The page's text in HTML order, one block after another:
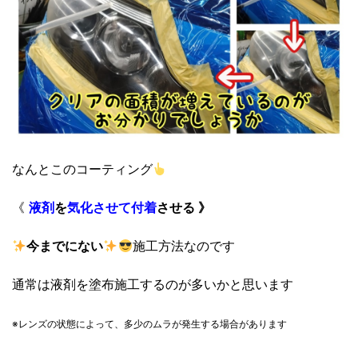
なんとこのコーティング
《 液剤 を気化させて付着させる 》
今までにない 施工方法なのです
通常は液剤を塗布施工するのが多いかと思います
※レンズの状態によって、 多少のムラが発生する場合があります